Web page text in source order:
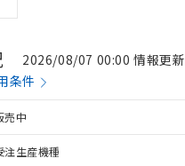
2026/08/07 00:00 情報更新
条件
売中
注生産機種